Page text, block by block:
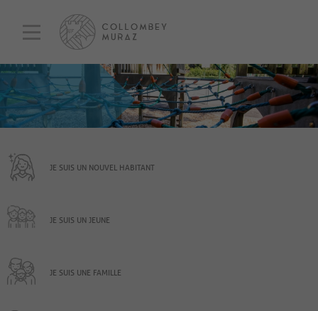
JE SUIS UN NOUVEL HABITANT
JE SUIS UN JEUNE
JE SUIS UNE FAMILLE